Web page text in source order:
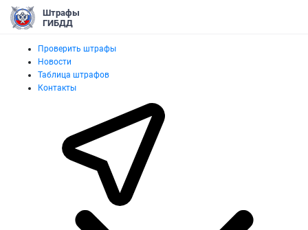
Штрафы
ГИБДД
Проверить штрафы
Новости
Таблица штрафов
Контакты